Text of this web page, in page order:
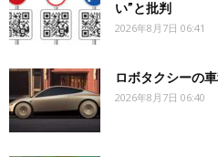
い”と批判
2026年8月7日 06:41
ロボタクシーの
2026年8月7日 06:40